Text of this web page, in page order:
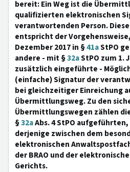
bereit: Ein Weg ist die
qualifizierten elektronischen
verantwortenden Person.
entspricht der
Dezember 2017 in §41aStPO
andere - mit §32aStPO zum 1.
zusätzlich eingeführte -
(einfache) Signatur der
bei gleichzeitiger Einreichung
Übermittlungsweg. Zu den
Übermittlungswegen zählen
§32aAbs. 4 StPO
derjenige zwischen dem
elektronischen
der BRAO und der
Gerichts.